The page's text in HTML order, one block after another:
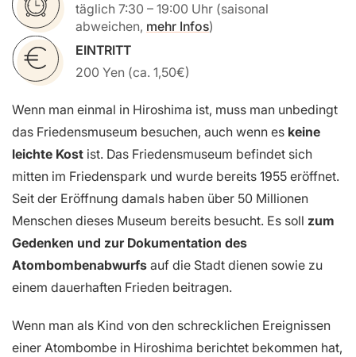
täglich 7:30 – 19:00 Uhr (saisonal
abweichen, mehr Infos)
EINTRITT
200 Yen (ca. 1,50€)
Wenn man einmal in Hiroshima ist, muss man unbedingt
das Friedensmuseum besuchen, auch wenn es keine
leichte Kost ist. Das Friedensmuseum befindet sich
mitten im Friedenspark und wurde bereits 1955 eröffnet.
Seit der Eröffnung damals haben über 50 Millionen
Menschen dieses Museum bereits besucht. Es soll zum
Gedenken und zur Dokumentation des
Atombombenabwurfs auf die Stadt dienen sowie zu
einem dauerhaften Frieden beitragen.
Wenn man als Kind von den schrecklichen Ereignissen
einer Atombombe in Hiroshima berichtet bekommen hat,